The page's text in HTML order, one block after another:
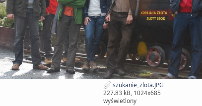
szukanie_zlota.JPG
227.83 kB, 1024x685
wyświetlony